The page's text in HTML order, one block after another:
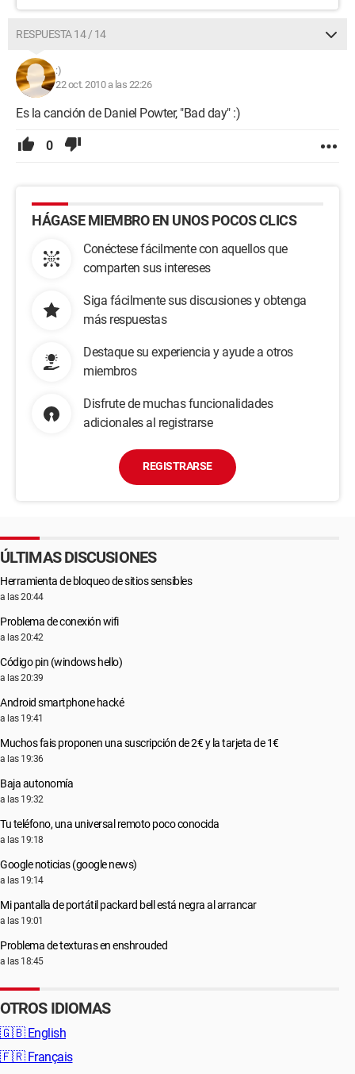
RESPUESTA 14 / 14
:)
22 oct. 2010 a las 22:26
Es la canción de Daniel Powter, "Bad day" :)
0
HÁGASE MIEMBRO EN UNOS POCOS CLICS
Conéctese fácilmente con aquellos que
comparten sus intereses
Siga fácilmente sus discusiones y obtenga
más respuestas
Destaque su experiencia y ayude a otros
miembros
Disfrute de muchas funcionalidades
adicionales al registrarse
REGISTRARSE
ÚLTIMAS DISCUSIONES
Herramienta de bloqueo de sitios sensibles
a las 20:44
Problema de conexión wifi
a las 20:42
Código pin (windows hello)
a las 20:39
Android smartphone hacké
a las 19:41
Muchos fais proponen una suscripción de 2€ y la tarjeta de 1€
a las 19:36
Baja autonomía
a las 19:32
Tu teléfono, una universal remoto poco conocida
a las 19:18
Google noticias (google news)
a las 19:14
Mi pantalla de portátil packard bell está negra al arrancar
a las 19:01
Problema de texturas en enshrouded
a las 18:45
OTROS IDIOMAS
🇬🇧 English
🇫🇷 Français